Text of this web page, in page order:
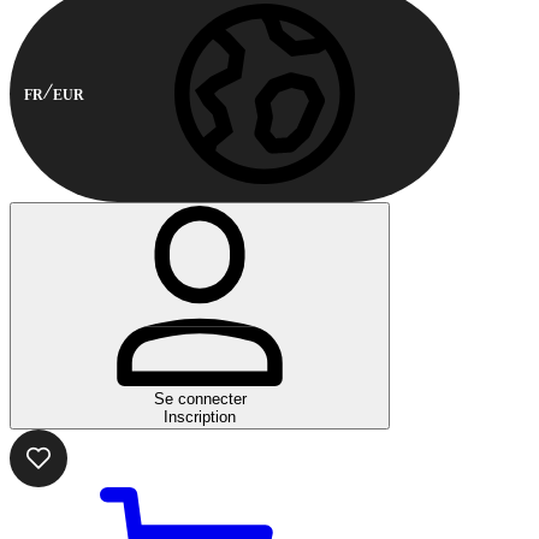
FR EUR
Se connecter
Inscription